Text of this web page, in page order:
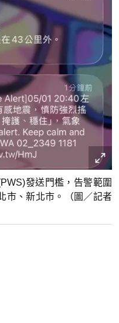
發送門檻，告警範圍
市、新北市。（圖／記者